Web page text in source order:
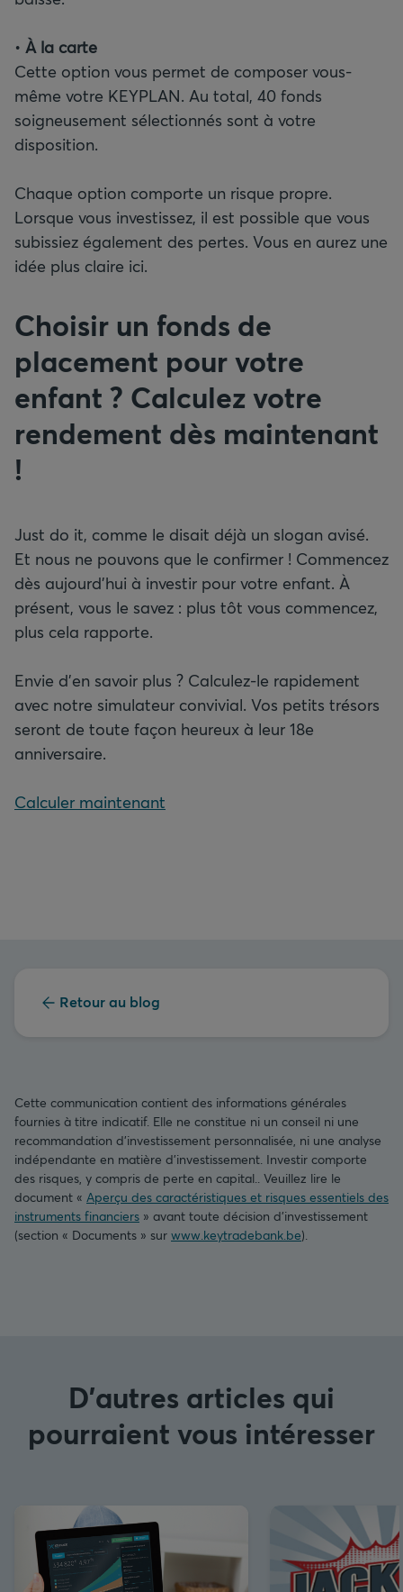
• À la carte
Cette option vous permet de composer vous-
même votre KEYPLAN. Au total, 40 fonds
soigneusement sélectionnés sont à votre
disposition.
Chaque option comporte un risque propre.
Lorsque vous investissez, il est possible que vous
subissiez également des pertes. Vous en aurez une
idée plus claire ici.
Choisir un fonds de
placement pour votre
enfant ? Calculez votre
rendement dès maintenant
!
Just do it, comme le disait déjà un slogan avisé.
Et nous ne pouvons que le confirmer ! Commencez
dès aujourd’hui à investir pour votre enfant. À
présent, vous le savez : plus tôt vous commencez,
plus cela rapporte.
Envie d’en savoir plus ? Calculez-le rapidement
avec notre simulateur convivial. Vos petits trésors
seront de toute façon heureux à leur 18e
anniversaire.
Calculer maintenant
Retour au blog
Cette communication contient des informations générales
fournies à titre indicatif. Elle ne constitue ni un conseil ni une
recommandation d’investissement personnalisée, ni une analyse
indépendante en matière d’investissement. Investir comporte
des risques, y compris de perte en capital.. Veuillez lire le
document « Aperçu des caractéristiques et risques essentiels des
instruments financiers » avant toute décision d’investissement
(section « Documents » sur www.keytradebank.be).
D'autres articles qui
pourraient vous intéresser